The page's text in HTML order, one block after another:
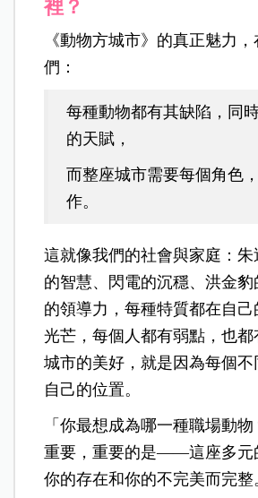
裡？
《動物方城市》的真正魅力
們：
每種動物都有其缺陷，同
的天賦，
而整座城市需要每個角色
作。
這就像我們的社會與家庭：
的智慧、閃電的沉穩、洪金
的領導力，每種特質都在自
光芒，每個人都有弱點，也
城市的美好，就是因為每個不
自己的位置。
「你最想成為哪一種職場動
重要，重要的是——這座多元
你的存在和你的不完美而完整